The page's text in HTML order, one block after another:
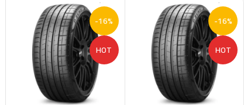
-16%
HOT
-16%
HOT